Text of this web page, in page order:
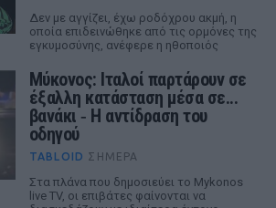
Δεν με αγγίζει, έχω ροδόχρου ακμή, η
οποία επιδεινώθηκε από τις ορμόνες της
εγκυμοσύνης, ανέφερε η ηθοποιός
Μύκονος: Ιταλοί παρτάρουν σε
έξαλλη κατάσταση μέσα σε...
βανάκι ‑ Η αντίδραση του
οδηγού
TABLOID ΣΉΜΕΡΑ
Στα πλάνα που δημοσιεύει το Mykonos
live TV, οι επιβάτες φαίνονται να